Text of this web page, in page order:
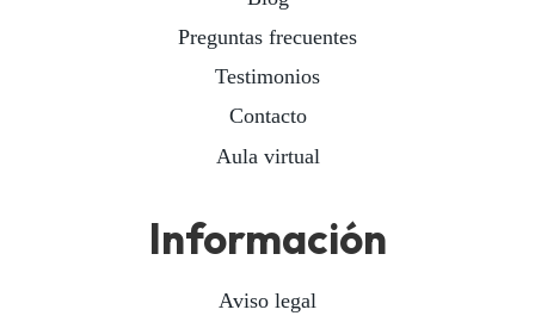
Preguntas frecuentes
Testimonios
Contacto
Aula virtual
Información
Aviso legal